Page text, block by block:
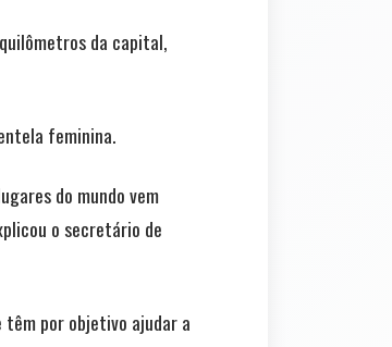
da capital,
feminina.
do mundo vem
o secretário de
por objetivo ajudar a